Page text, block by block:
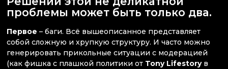
проблемы может быть только два.
Первое – баги. Всё вышеописанное представляет
собой сложную и хрупкую структуру. И часто можно
генерировать прикольные ситуации с модерацией
(как фишка с плашкой политики от Tony Lifestoryв